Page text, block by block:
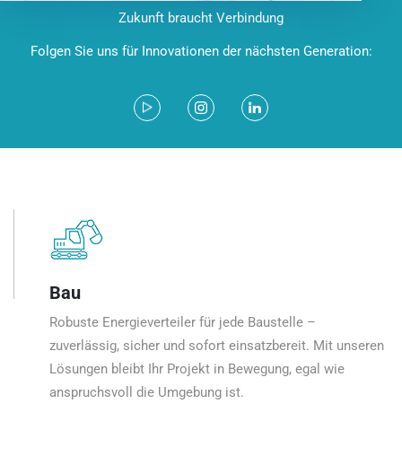
Zukunft braucht Verbindung
Folgen Sie uns für Innovationen der nächsten Generation:
Bau
Robuste Energieverteiler für jede Baustelle –
zuverlässig, sicher und sofort einsatzbereit. Mit unseren
Lösungen bleibt Ihr Projekt in Bewegung, egal wie
anspruchsvoll die Umgebung ist.